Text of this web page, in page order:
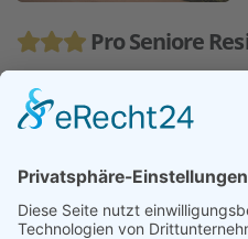
Pro Seniore
Adresse:
Betreutes Wohnen Premium-
Seniorenwohnungen/-wohnanlage